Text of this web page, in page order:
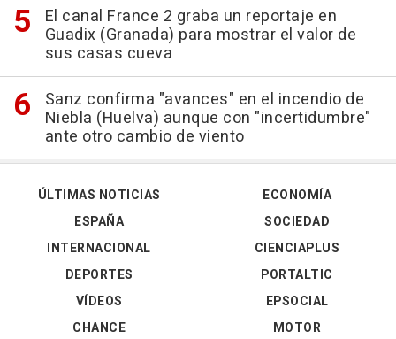
El canal France 2 graba un reportaje en
Guadix (Granada) para mostrar el valor de
sus casas cueva
Sanz confirma "avances" en el incendio de
Niebla (Huelva) aunque con "incertidumbre"
ante otro cambio de viento
ÚLTIMAS NOTICIAS
ESPAÑA
INTERNACIONAL
DEPORTES
VÍDEOS
ECONOMÍA
SOCIEDAD
CIENCIAPLUS
PORTALTIC
EPSOCIAL
CHANCE
MOTOR